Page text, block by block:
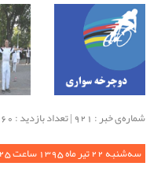
شماره‌ی خبر : ‌921 | تعداد بازدید : 3060
سه‌شنبه 22 تیر ماه 1395 ساعت 14:25